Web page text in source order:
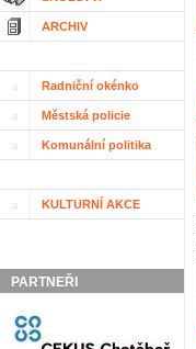
ARCHIV
Radniční okénko
Městská policie
Komunální politika
KULTURNÍ AKCE
PARTNEŘI